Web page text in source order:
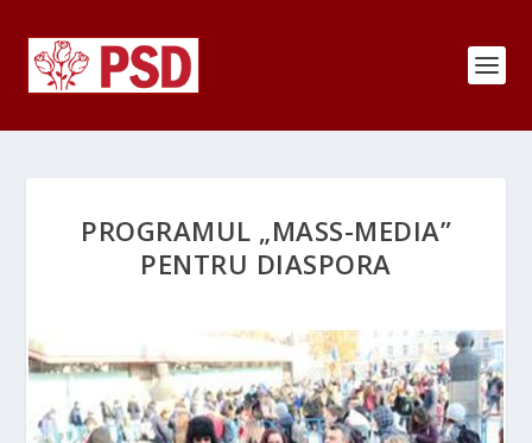
PROGRAMUL „MASS-MEDIA”
PENTRU DIASPORA